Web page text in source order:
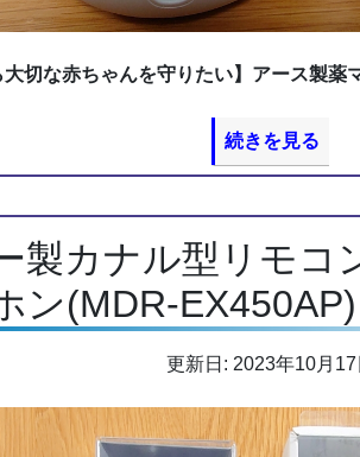
大切な赤ちゃんを守りたい】アース製
続きを見る
製カナル型リモコ
ン(MDR-EX450AP)
更新日: 2023年10月17